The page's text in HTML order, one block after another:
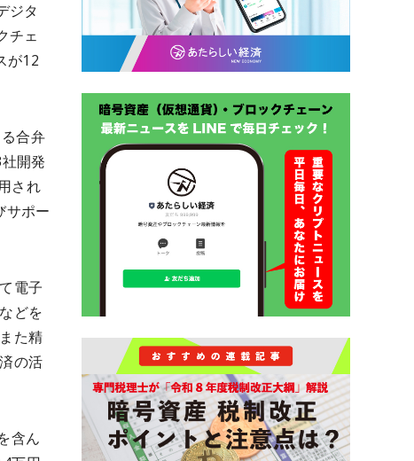
ジタ
チェ
が12
合弁
開発
され
サポー
電子
どを
た精
の活
含ん